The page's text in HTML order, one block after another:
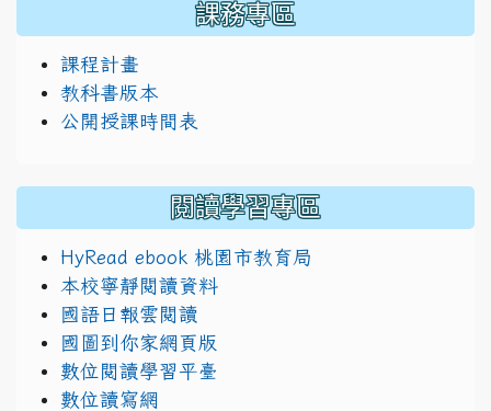
課務專區
課程計畫
教科書版本
公開授課時間表
閱讀學習專區
HyRead ebook 桃園市教育局
本校寧靜閱讀資料
國語日報雲閱讀
國圖到你家網頁版
數位閱讀學習平臺
數位讀寫網